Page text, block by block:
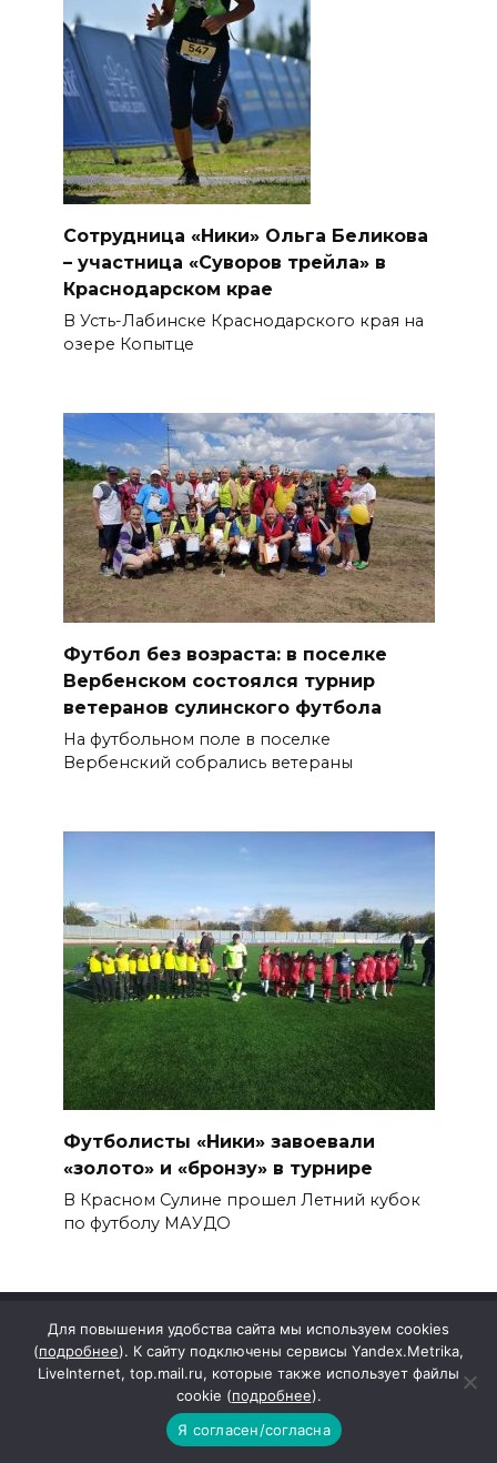
Сотрудница «Ники» Ольга Беликова
– участница «Суворов трейла» в
Краснодарском крае
В Усть-Лабинске Краснодарского края на
озере Копытце
Футбол без возраста: в поселке
Вербенском состоялся турнир
ветеранов сулинского футбола
На футбольном поле в поселке
Вербенский собрались ветераны
Футболисты «Ники» завоевали
«золото» и «бронзу» в турнире
В Красном Сулине прошел Летний кубок
по футболу МАУДО
Карта сайта
Для повышения удобства сайта мы используем cookies
(подробнее). К сайту подключены сервисы Yandex.Metrika,
LiveInternet, top.mail.ru, которые также использует файлы
cookie (подробнее).
Я согласен/согласна